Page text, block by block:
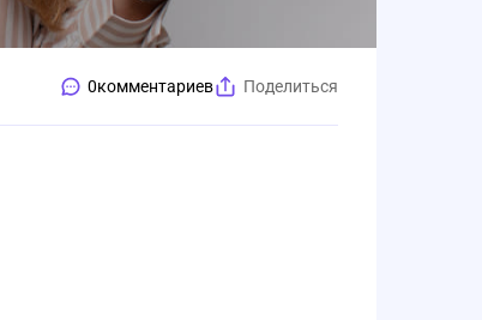
0комментариев Поделиться